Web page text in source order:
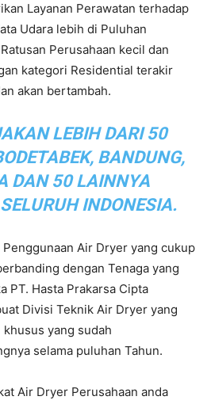
Layanan Perawatan terhadap
Udara lebih di Puluhan
Perusahaan kecil dan
kategori Residential terakir
akan bertambah.
LEBIH DARI 50
BANDUNG,
DAN 50 LAINNYA
INDONESIA.
Air Dryer yang cukup
dengan Tenaga yang
PT. Hasta Prakarsa Cipta
Divisi Teknik Air Dryer yang
yang sudah
selama puluhan Tahun.
Air Dryer Perusahaan anda